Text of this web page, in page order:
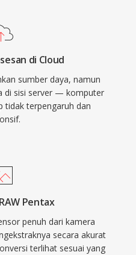
di Cloud
sumber daya, namun
di sisi server — komputer
tidak terpengaruh dan
Pentax
penuh dari kamera
secara akurat
terlihat sesuai yang